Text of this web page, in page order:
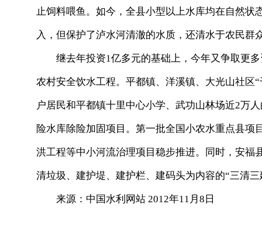
止饲料喂鱼。如今，全县小型以上水库均在自然状
入，但保护了泸水河清澈的水质，还清水于农民群
继去年投资1亿多元的基础上，今年又争取更多
农村安全饮水工程。平都镇、洋溪镇、大光山社区
户居民和平都镇十里中心小学、武功山林场近2万
险水库除险加固项目。第一批全国小农水重点县
洪工程等中小河流治理项目稳步推进。同时，安福
清垃圾、建护堤、建护栏、建码头为内容的“三清
来源：中国水利网站 2012年11月8日